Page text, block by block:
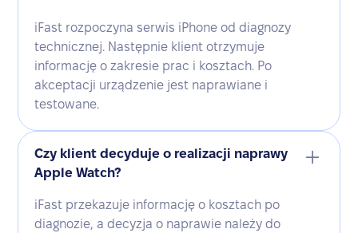
iFast rozpoczyna serwis iPhone od diagnozy
technicznej. Następnie klient otrzymuje
informację o zakresie prac i kosztach. Po
akceptacji urządzenie jest naprawiane i
testowane.
Czy klient decyduje o realizacji naprawy
Apple Watch?
iFast przekazuje informację o kosztach po
diagnozie, a decyzja o naprawie należy do